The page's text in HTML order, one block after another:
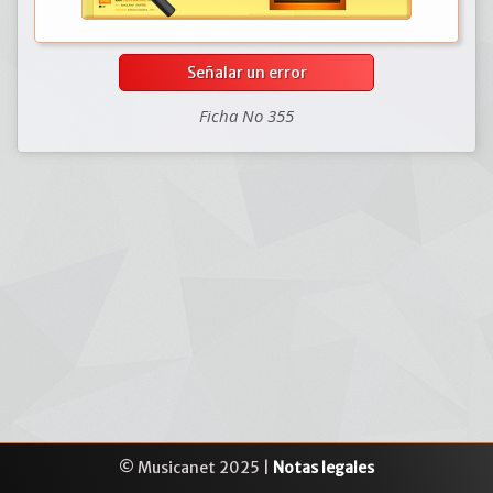
Señalar un error
Ficha No 355
© Musicanet 2025 | Notas legales